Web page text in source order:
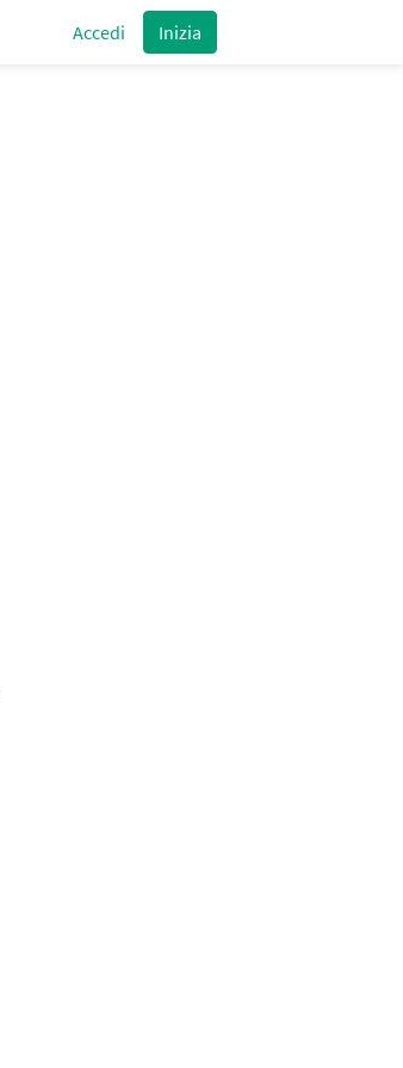
Accedi Inizia